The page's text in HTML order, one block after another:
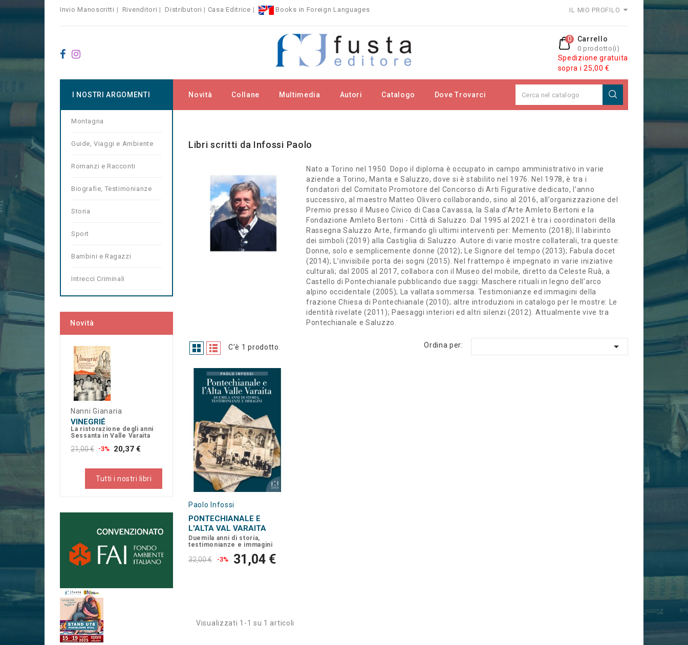
Invio Manoscritti | Rivenditori | Distributori | Casa Editrice | Books in Foreign Languages IL MIO PROFILO
Carrello
0 prodotto(i)
0
Spedizione gratuita
sopra i 25,00 €
Novità Collane Multimedia Autori Catalogo Dove Trovarci
I NOSTRI ARGOMENTI
Montagna
Guide, Viaggi e Ambiente
Romanzi e Racconti
Biografie, Testimonianze
Storia
Sport
Bambini e Ragazzi
Intrecci Criminali
Novità
Nanni Gianaria
VINEGRIÉ
La ristorazione degli anni
Sessanta in Valle Varaita
21,00 € -3% 20,37 €
Tutti i nostri libri
Libri scritti da Infossi Paolo
Nato a Torino nel 1950. Dopo il diploma è occupato in campo amministrativo in varie
aziende a Torino, Manta e Saluzzo, dove si è stabilito nel 1976. Nel 1978, è tra i
fondatori del Comitato Promotore del Concorso di Arti Figurative dedicato, l’anno
successivo, al maestro Matteo Olivero collaborando, sino al 2016, all’organizzazione del
Premio presso il Museo Civico di Casa Cavassa, la Sala d’Arte Amleto Bertoni e la
Fondazione Amleto Bertoni - Città di Saluzzo. Dal 1995 al 2021 è tra i coordinatori della
Rassegna Saluzzo Arte, firmando gli ultimi interventi per: Memento (2018); Il labirinto
dei simboli (2019) alla Castiglia di Saluzzo. Autore di varie mostre collaterali, tra queste:
Donne, solo e semplicemente donne (2012); Le Signore del tempo (2013); Fabula docet
(2014); L’invisibile porta dei sogni (2015). Nel frattempo è impegnato in varie iniziative
culturali; dal 2005 al 2017, collabora con il Museo del mobile, diretto da Celeste Ruà, a
Castello di Pontechianale pubblicando due saggi: Maschere rituali in legno dell’arco
alpino occidentale (2005); La vallata sommersa. Testimonianze ed immagini della
frazione Chiesa di Pontechianale (2010); altre introduzioni in catalogo per le mostre: Le
identità rivelate (2011); Paesaggi interiori ed altri silenzi (2012). Attualmente vive tra
Pontechianale e Saluzzo.
C'è 1 prodotto. Ordina per: 
Paolo Infossi
PONTECHIANALE E
L'ALTA VAL VARAITA
Duemila anni di storia,
testimonianze e immagini
32,00 € -3% 31,04 €
Visualizzati 1-1 su 1 articoli